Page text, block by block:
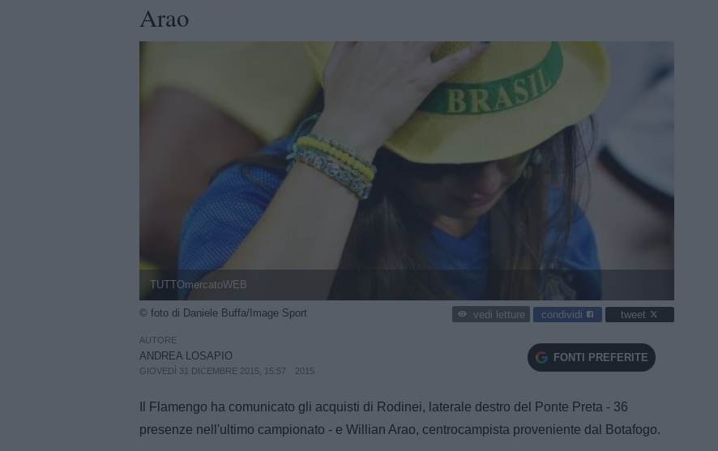
Arao
TUTTOmercatoWEB
© foto di Daniele Buffa/Image Sport vedi letture condividi tweet
AUTORE
ANDREA LOSAPIO
GIOVEDÌ 31 DICEMBRE 2015, 15:57 2015
FONTI PREFERITE
Il Flamengo ha comunicato gli acquisti di Rodinei, laterale destro del Ponte Preta - 36
presenze nell'ultimo campionato - e Willian Arao, centrocampista proveniente dal Botafogo.